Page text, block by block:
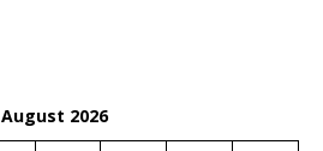
August 2026